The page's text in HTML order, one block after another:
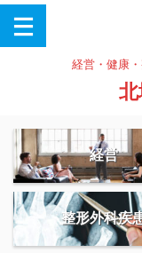
経営・健康
経営
整形外科疾